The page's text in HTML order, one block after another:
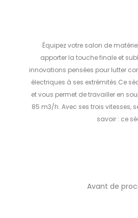
Équipez votre salon de
apporter la touche finale et
innovations pensées pour lutter
électriques à ses extrémités.Ce
et vous permet de travailler en
85 m3/h. Avec ses trois vitesses,
savoir : ce
Avant de